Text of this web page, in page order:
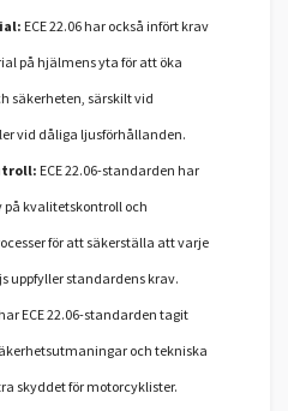
ECE 22.06 har också infört krav
på hjälmens yta för att öka
säkerheten, särskilt vid
vid dåliga ljusförhållanden.
ECE 22.06-standarden har
på kvalitetskontroll och
för att säkerställa att varje
uppfyller standardens krav.
ECE 22.06-standarden tagit
och tekniska
skyddet för motorcyklister.